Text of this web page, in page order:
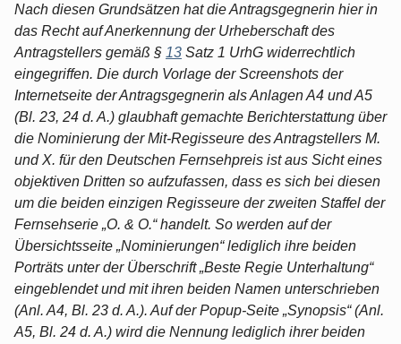
Nach diesen Grundsätzen hat die Antragsgegnerin hier in
das Recht auf Anerkennung der Urheberschaft des
Antragstellers gemäß § 13 Satz 1 UrhG widerrechtlich
eingegriffen. Die durch Vorlage der Screenshots der
Internetseite der Antragsgegnerin als Anlagen A4 und A5
(Bl. 23, 24 d. A.) glaubhaft gemachte Berichterstattung über
die Nominierung der Mit-Regisseure des Antragstellers M.
und X. für den Deutschen Fernsehpreis ist aus Sicht eines
objektiven Dritten so aufzufassen, dass es sich bei diesen
um die beiden einzigen Regisseure der zweiten Staffel der
Fernsehserie „O. & O.“ handelt. So werden auf der
Übersichtsseite „Nominierungen“ lediglich ihre beiden
Porträts unter der Überschrift „Beste Regie Unterhaltung“
eingeblendet und mit ihren beiden Namen unterschrieben
(Anl. A4, Bl. 23 d. A.). Auf der Popup-Seite „Synopsis“ (Anl.
A5, Bl. 24 d. A.) wird die Nennung lediglich ihrer beiden